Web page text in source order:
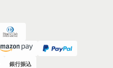
銀行振込